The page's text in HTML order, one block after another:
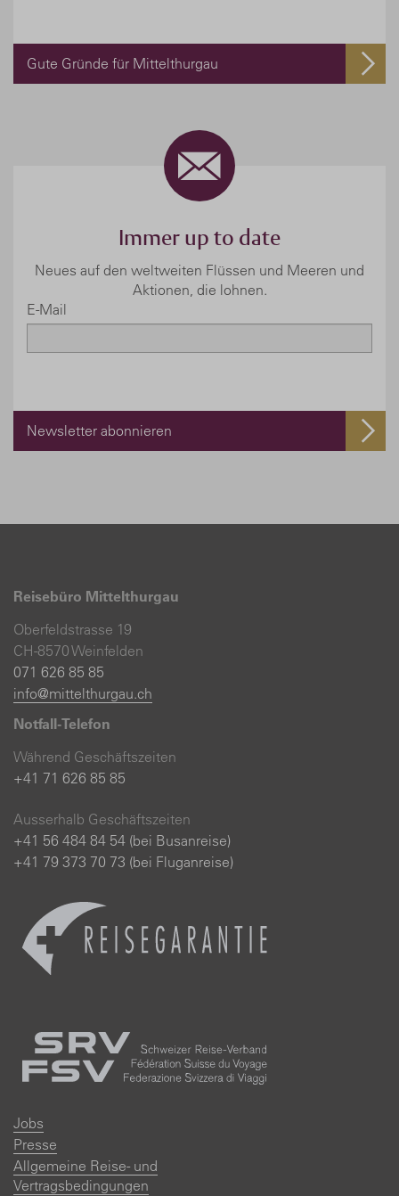
Gute Gründe für Mittelthurgau
Immer up to date
Neues auf den weltweiten Flüssen und Meeren und
Aktionen, die lohnen.
E-Mail
Newsletter abonnieren
Reisebüro Mittelthurgau
Oberfeldstrasse 19
CH-8570 Weinfelden
071 626 85 85
info@mittelthurgau.ch
Notfall-Telefon
Während Geschäftszeiten
+41 71 626 85 85
Ausserhalb Geschäftszeiten
+41 56 484 84 54 (bei Busanreise)
+41 79 373 70 73 (bei Fluganreise)
Jobs
Presse
Allgemeine Reise- und
Vertragsbedingungen